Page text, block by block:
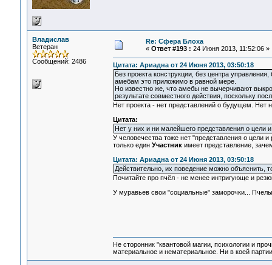
Владислав
Ветеран
Сообщений: 2486
Re: Сфера Блоха
« Ответ #193 : 24 Июня 2013, 11:52:06 »
Цитата: Ариадна от 24 Июня 2013, 03:50:18
Без проекта конструкции, без центра
амебам это приложимо в равной мере.
Но известно же, что амебы не вычерчивают
результате совместного действия, поскольку
Нет проекта - нет представлений о будущем. Нет
Цитата:
Нет у них и ни малейшего представления о цели
У человечества тоже нет "представления о цели
только един Участник имеет представление,
Цитата: Ариадна от 24 Июня 2013, 03:50:18
Действительно, их поведение можно объяснить,
Почитайте про пчёл - не менее интригующе и
У муравьев свои "социальные" заморочки...
Не сторонник "квантовой магии, психологии и
материальное и нематериальное. Ни в коей